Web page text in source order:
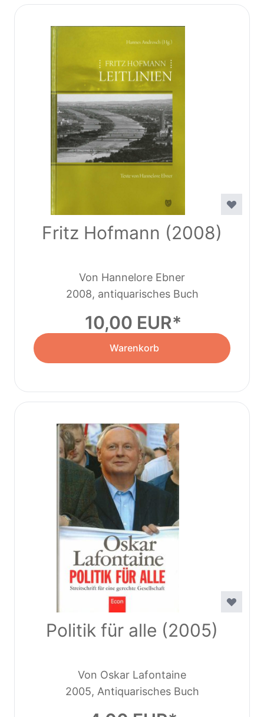
Fritz Hofmann (2008)
Von Hannelore Ebner
2008, antiquarisches Buch
10,00 EUR
Warenkorb
Politik für alle (2005)
Von Oskar Lafontaine
2005, Antiquarisches Buch